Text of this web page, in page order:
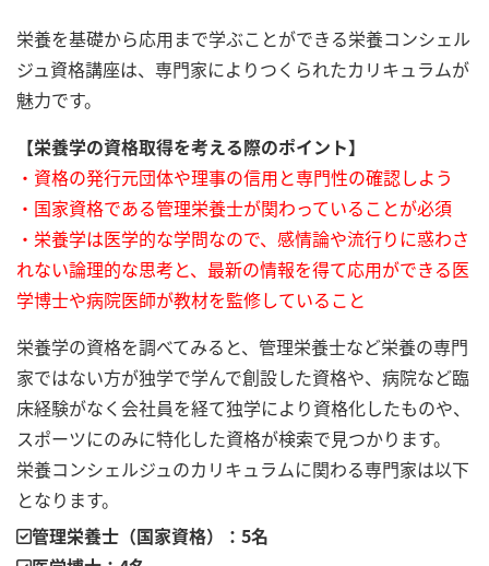
栄養を基礎から応用まで学ぶことができる栄養コンシェル
ジュ資格講座は、専門家によりつくられたカリキュラムが
魅力です。
【栄養学の資格取得を考える際のポイント】
・資格の発行元団体や理事の信用と専門性の確認しよう
・国家資格である管理栄養士が関わっていることが必須
・栄養学は医学的な学問なので、感情論や流行りに惑わさ
れない論理的な思考と、最新の情報を得て応用ができる医
学博士や病院医師が教材を監修していること
栄養学の資格を調べてみると、管理栄養士など栄養の専門
家ではない方が独学で学んで創設した資格や、病院など臨
床経験がなく会社員を経て独学により資格化したものや、
スポーツにのみに特化した資格が検索で見つかります。
栄養コンシェルジュのカリキュラムに関わる専門家は以下
となります。
管理栄養士（国家資格）：5名